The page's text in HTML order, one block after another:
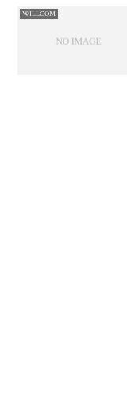
WILLCOM